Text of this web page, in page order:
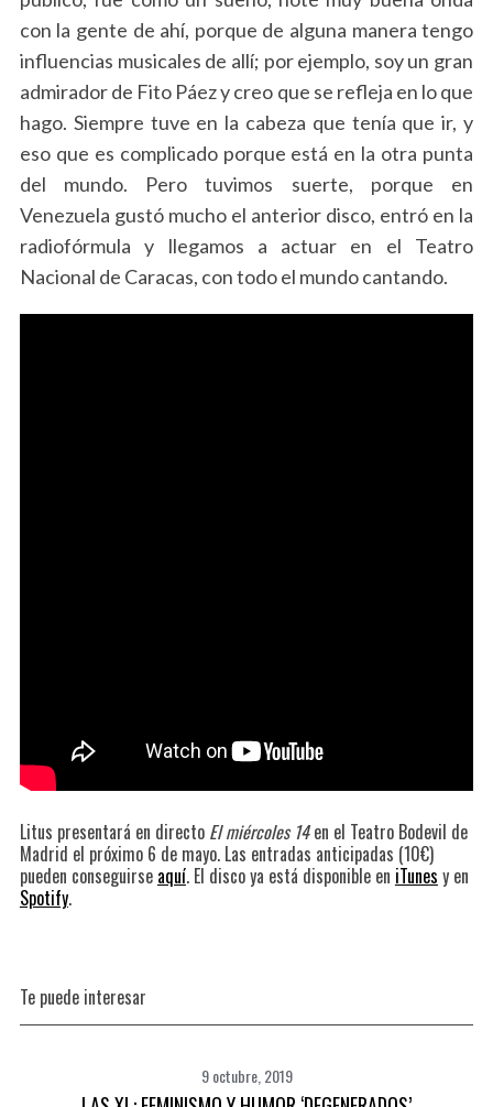
con la gente de ahí, porque de alguna manera tengo
influencias musicales de allí; por ejemplo, soy un gran
admirador de Fito Páez y creo que se refleja en lo que
hago. Siempre tuve en la cabeza que tenía que ir, y
eso que es complicado porque está en la otra punta
del mundo. Pero tuvimos suerte, porque en
Venezuela gustó mucho el anterior disco, entró en la
radiofórmula y llegamos a actuar en el Teatro
Nacional de Caracas, con todo el mundo cantando.
Litus presentará en directo El miércoles 14en el Teatro Bodevil de
Madrid el próximo 6 de mayo. Las entradas anticipadas (10€)
pueden conseguirse aquí. El disco ya está disponible en iTunes y en
Spotify.
Te puede interesar
9 octubre, 2019